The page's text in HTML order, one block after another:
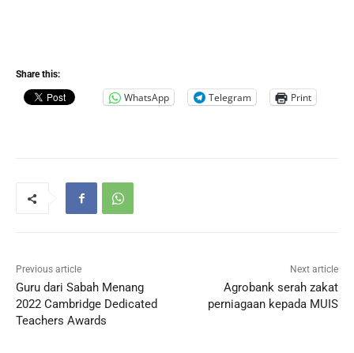
Share this:
WhatsApp Telegram Print
Previous article
Guru dari Sabah Menang
2022 Cambridge Dedicated
Teachers Awards
Next article
Agrobank serah zakat
perniagaan kepada MUIS